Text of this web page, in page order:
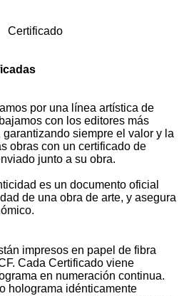
por una línea artística de
con los editores más
siempre el valor y la
obras con un certificado de
junto a su obra.
es un documento oficial
de una obra de arte, y asegura
impresos en papel de fibra
Cada Certificado viene
en numeración continua.
holograma idénticamente